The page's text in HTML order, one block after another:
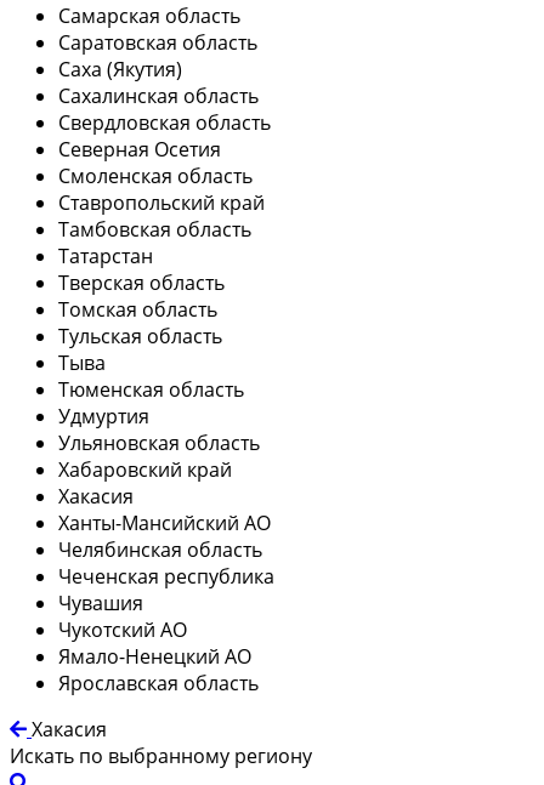
Самарская область
Саратовская область
Саха (Якутия)
Сахалинская область
Свердловская область
Северная Осетия
Смоленская область
Ставропольский край
Тамбовская область
Татарстан
Тверская область
Томская область
Тульская область
Тыва
Тюменская область
Удмуртия
Ульяновская область
Хабаровский край
Хакасия
Ханты-Мансийский АО
Челябинская область
Чеченская республика
Чувашия
Чукотский АО
Ямало-Ненецкий АО
Ярославская область
Хакасия
Искать по выбранному региону